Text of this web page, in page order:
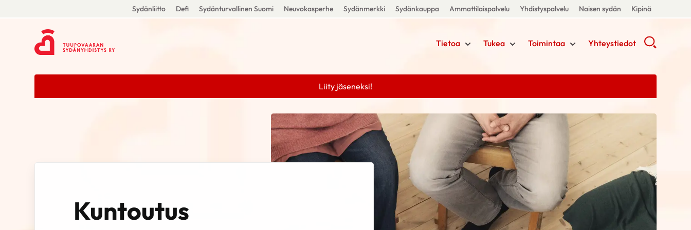
Sydänliitto Defi Sydänturvallinen Suomi Neuvokasperhe Sydänmerkki Sydänkauppa Ammattilaispalvelu Yhdistyspalvelu Naisen sydän Kipinä
Tietoa Tukea Toimintaa Yhteystiedot
Liity jäseneksi!
Kuntoutus